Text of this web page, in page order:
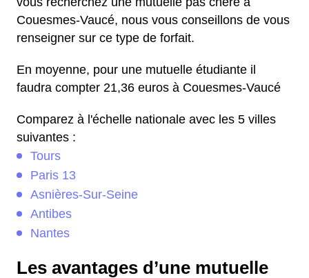
Couesmes-Vaucé, nous vous conseillons de vous
renseigner sur ce type de forfait.
En moyenne, pour une mutuelle étudiante il
faudra compter 21,36 euros à Couesmes-Vaucé
Comparez à l'échelle nationale avec les 5 villes
suivantes :
Tours
Paris 13
Asnières-Sur-Seine
Antibes
Nantes
Les avantages d’une mutuelle